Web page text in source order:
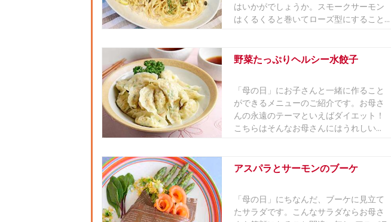
はいかがでしょうか。スモークサーモン
はくるくると巻いてローズ型にすること...
野菜たっぷりヘルシー水餃子
「母の日」にお子さんと一緒に作ること
ができるメニューのご紹介です。お母さ
んの永遠のテーマといえばダイエット！
こちらはそんなお母さんにはうれしい...
アスパラとサーモンのブーケ
「母の日」にちなんだ、ブーケに見立て
たサラダです。こんなサラダならお母さ